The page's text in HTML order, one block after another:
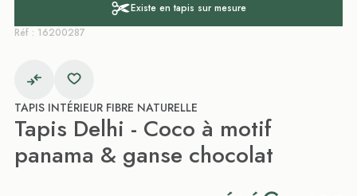
Existe en tapis sur mesure
Réf : 16200287
TAPIS INTÉRIEUR FIBRE NATURELLE
Tapis Delhi - Coco à motif
panama & ganse chocolat